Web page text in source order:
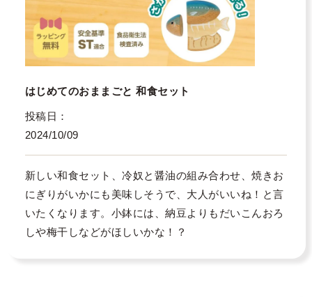
はじめてのおままごと 和食セット
投稿日
2024/10/09
新しい和食セット、冷奴と醤油の組み合わせ、焼きお
にぎりがいかにも美味しそうで、大人がいいね！と言
いたくなります。小鉢には、納豆よりもだいこんおろ
しや梅干しなどがほしいかな！？